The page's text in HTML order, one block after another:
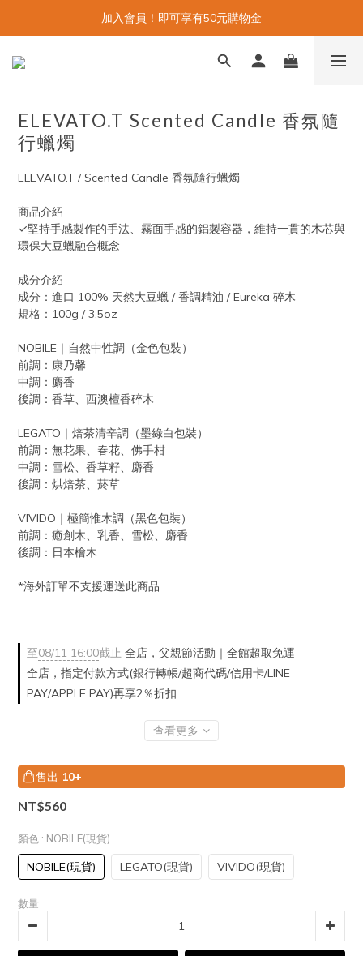
加入會員！即可享有50元購物金
ELEVATO.T Scented Candle 香氛隨
行蠟燭
ELEVATO.T / Scented Candle 香氛隨行蠟燭
商品介紹
✓堅持手感製作的手法、霧面手感的鋁製容器，維持一貫的木芯與
環保大豆蠟融合概念
成分介紹
成分：進口 100% 天然大豆蠟 / 香調精油 / Eureka 碎木
規格：100g / 3.5oz
NOBILE｜自然中性調（金色包裝）
前調：康乃馨
中調：麝香
後調：香草、西澳檀香碎木
LEGATO｜焙茶清辛調（墨綠白包裝）
前調：無花果、春花、佛手柑
中調：雪松、香草籽、麝香
後調：烘焙茶、菸草
VIVIDO｜極簡惟木調（黑色包裝）
前調：癒創木、乳香、雪松、麝香
後調：日本檜木
*海外訂單不支援運送此商品
至08/11 16:00截止 全店，父親節活動｜全館超取免運
全店，指定付款方式(銀行轉帳/超商代碼/信用卡/LINE
PAY/APPLE PAY)再享2％折扣
查看更多
售出 10+
NT$560
顏色 : NOBILE(現貨)
NOBILE(現貨) LEGATO(現貨) VIVIDO(現貨)
數量